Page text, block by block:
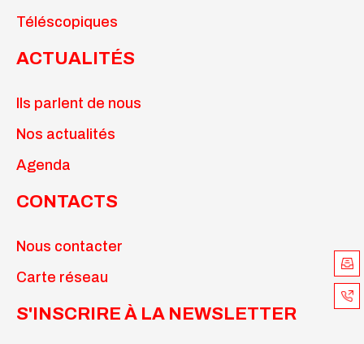
Téléscopiques
ACTUALITÉS
Ils parlent de nous
Nos actualités
Agenda
CONTACTS
Nous contacter
Carte réseau
S'INSCRIRE À LA NEWSLETTER